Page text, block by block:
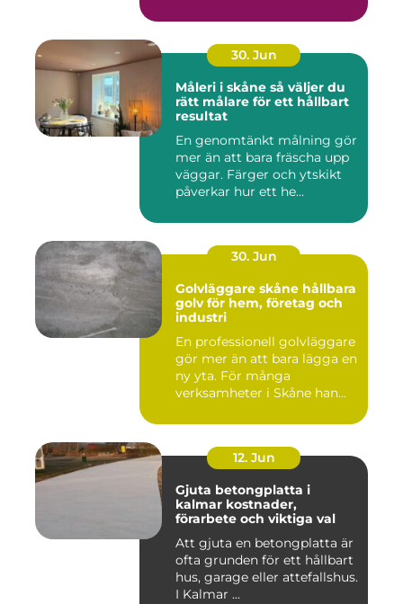
30. Jun
Måleri i skåne så väljer du
rätt målare för ett hållbart
resultat
En genomtänkt målning gör
mer än att bara fräscha upp
väggar. Färger och ytskikt
påverkar hur ett he...
30. Jun
Golvläggare skåne hållbara
golv för hem, företag och
industri
En professionell golvläggare
gör mer än att bara lägga en
ny yta. För många
verksamheter i Skåne han...
12. Jun
Gjuta betongplatta i
kalmar kostnader,
förarbete och viktiga val
Att gjuta en betongplatta är
ofta grunden för ett hållbart
hus, garage eller attefallshus.
I Kalmar ...